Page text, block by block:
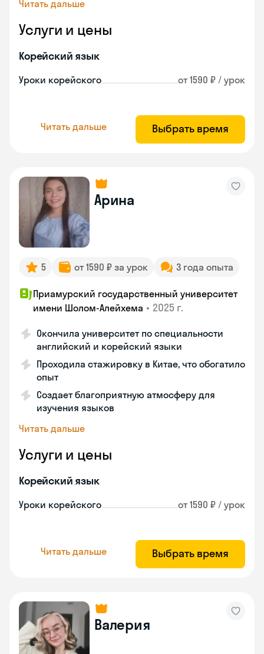
Читать дальше
Услуги и цены
Корейский язык
Уроки корейского от 1590 ₽ / урок
Читать дальше Выбрать время
Арина
5 от 1590 ₽ за урок 3 года опыта
Приамурский государственный университет
имени Шолом-Алейхема • 2025 г.
Окончила университет по специальности
английский и корейский языки
Проходила стажировку в Китае, что обогатило
опыт
Создает благоприятную атмосферу для
изучения языков
Читать дальше
Услуги и цены
Корейский язык
Уроки корейского от 1590 ₽ / урок
Читать дальше Выбрать время
Валерия